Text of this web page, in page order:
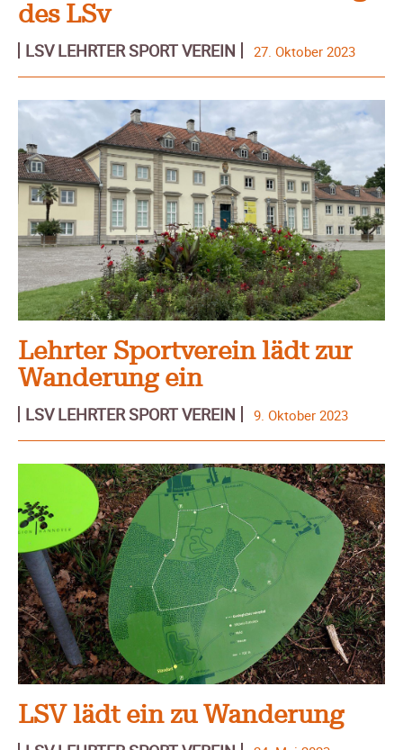
des LSv
LSV LEHRTER SPORT VEREIN 27. Oktober 2023
Lehrter Sportverein lädt zur
Wanderung ein
LSV LEHRTER SPORT VEREIN 9. Oktober 2023
LSV lädt ein zu Wanderung